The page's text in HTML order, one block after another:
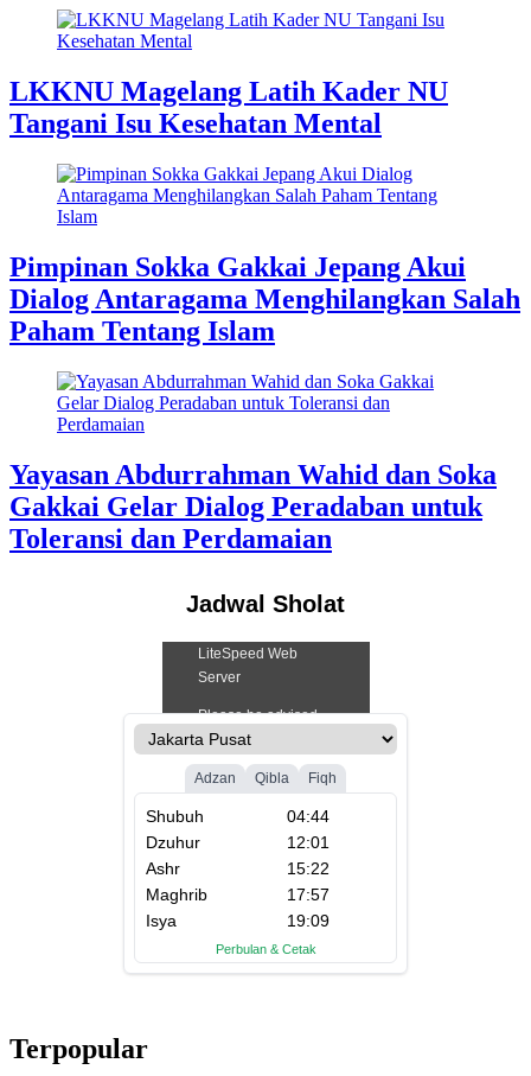
LKKNU Magelang Latih Kader NU
Tangani Isu Kesehatan Mental
Pimpinan Sokka Gakkai Jepang Akui
Dialog Antaragama Menghilangkan Salah
Paham Tentang Islam
Yayasan Abdurrahman Wahid dan Soka
Gakkai Gelar Dialog Peradaban untuk
Toleransi dan Perdamaian
Jadwal Sholat
Terpopular